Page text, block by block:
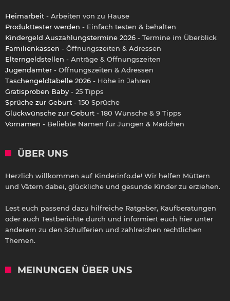
Heimarbeit - Arbeiten von zu Hause
Produkttester werden - Einfach testen & behalten
Kindergeld Auszahlungstermine 2026 - Termine im Überblick
Familienkassen - Öffnungszeiten & Adressen
Elterngeldstellen - Anträge & Öffnungszeiten
Jugendämter - Öffnungszeiten & Adressen
Taschengeldtabelle 2026 - Höhe in Jahren
Gratisproben Baby - 25 Tipps
Sprüche zur Geburt - 150 Sprüche
Glückwünsche zur Geburt - 180 Wünsche & 9 Tipps
Vornamen - Beliebte Namen für Jungen & Mädchen
ÜBER UNS
Herzlich willkommen auf Kinderinfo.de! Wir helfen Müttern
und Vätern dabei, glückliche und gesunde Kinder zu erziehen.
Lest euch passend dazu hilfreiche Ratgeber, Kaufberatungen
oder auch Testberichte durch und informiert euch hier unter
anderem zu den Schulferien und zahlreichen rechtlichen
Themen.
MEINUNGEN ÜBER UNS